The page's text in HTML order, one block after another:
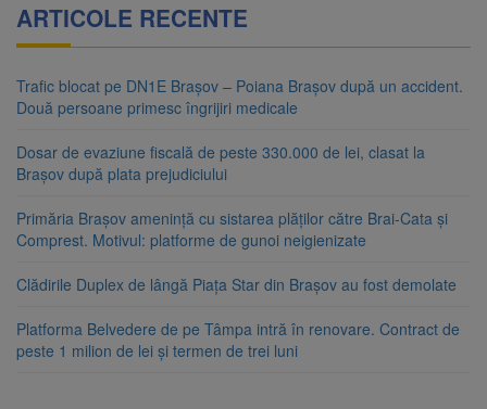
ARTICOLE RECENTE
Trafic blocat pe DN1E Brașov – Poiana Brașov după un accident.
Două persoane primesc îngrijiri medicale
Dosar de evaziune fiscală de peste 330.000 de lei, clasat la
Brașov după plata prejudiciului
Primăria Brașov amenință cu sistarea plăților către Brai-Cata și
Comprest. Motivul: platforme de gunoi neigienizate
Clădirile Duplex de lângă Piața Star din Brașov au fost demolate
Platforma Belvedere de pe Tâmpa intră în renovare. Contract de
peste 1 milion de lei și termen de trei luni